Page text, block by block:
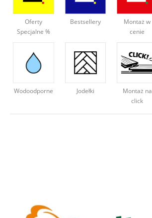
Deweloperzy
Aktualności
Oferty
Specjalne %
Bestsellery
Montaż w
cenie
Wodoodporne Jodełki
Montaż na
click